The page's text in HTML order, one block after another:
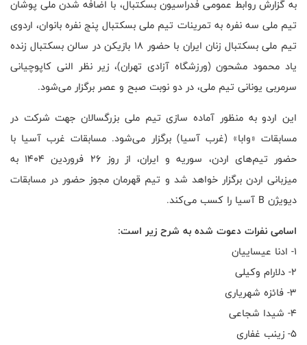
به گزارش روابط عمومی فدراسیون بسکتبال، با اضافه شدن ملی پوشان
تیم ملی سه نفره به تمرینات تیم ملی بسکتبال پنج نفره بانوان، اردوی
تیم ملی بسکتبال زنان ایران با حضور ۱۸ بازیکن در سالن بسکتبال زنده
یاد محمود مشحون (ورزشگاه آزادی تهران)، زیر نظر النی کاپوچیانی
سرمربی یونانی تیم ملی، در دو نوبت صبح و عصر برگزار می‌شود.
این اردو به منظور آماده سازی تیم ملی بزرگسالان جهت شرکت در
مسابقات «وابا» (غرب آسیا) برگزار می‌شود. مسابقات غرب آسیا با
حضور تیم‌های اردن، سوریه و ایران، از روز ۲۶ فروردین ۱۴۰۴ به
میزبانی اردن برگزار خواهد شد و تیم قهرمان مجوز حضور در مسابقات
دیویژن B آسیا را کسب می‌کند.
اسامی نفرات دعوت شده به شرح زیر است:
۱- ادنا عیساییان
۲- دلارام وکیلی
۳- ⁠فائزه شهریاری
۴- ⁠شیدا شجاعی
۵- ⁠زینب غفاری